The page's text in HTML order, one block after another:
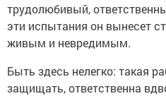
трудолюбивый,
эти испытания он вынесет
живым и невредимым.
Быть здесь нелегко: такая
защищать, ответственна